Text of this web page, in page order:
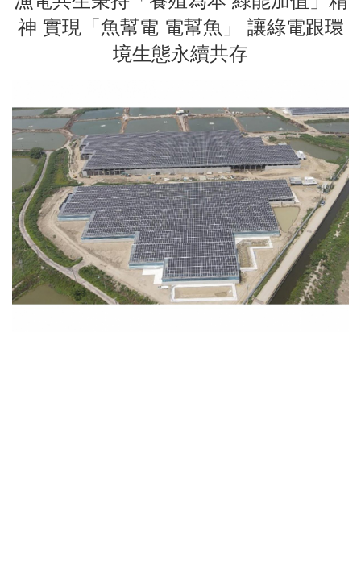
神 實現「魚幫電 電幫魚」 讓綠電跟環
境生態永續共存